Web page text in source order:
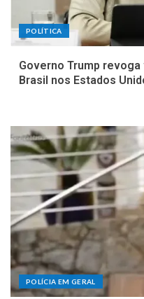
POLÍTICA
Governo Trump
Brasil nos Estados
POLÍCIA EM GERAL